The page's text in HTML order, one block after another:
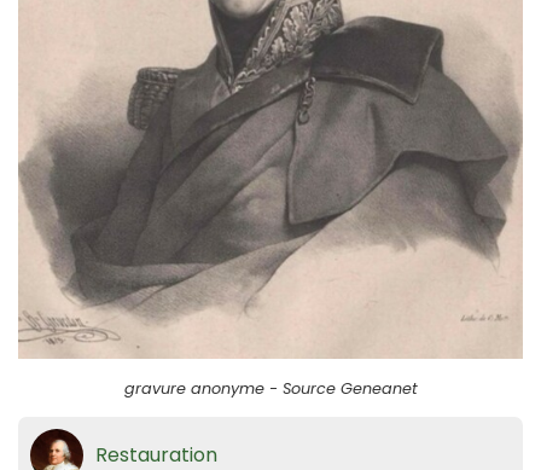
gravure anonyme - Source Geneanet
Restauration